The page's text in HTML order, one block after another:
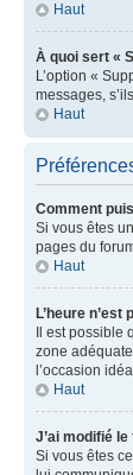
Haut
À quoi sert «
L’option «
messages,
Haut
Comment
Si vous êtes
pages du
Haut
L’heure
Il est
zone
l’occasion
Haut
J’ai modifié
Si vous êtes